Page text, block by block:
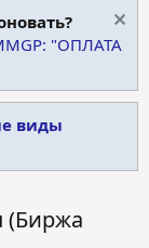
"ОПЛАТА
виды
(Биржа